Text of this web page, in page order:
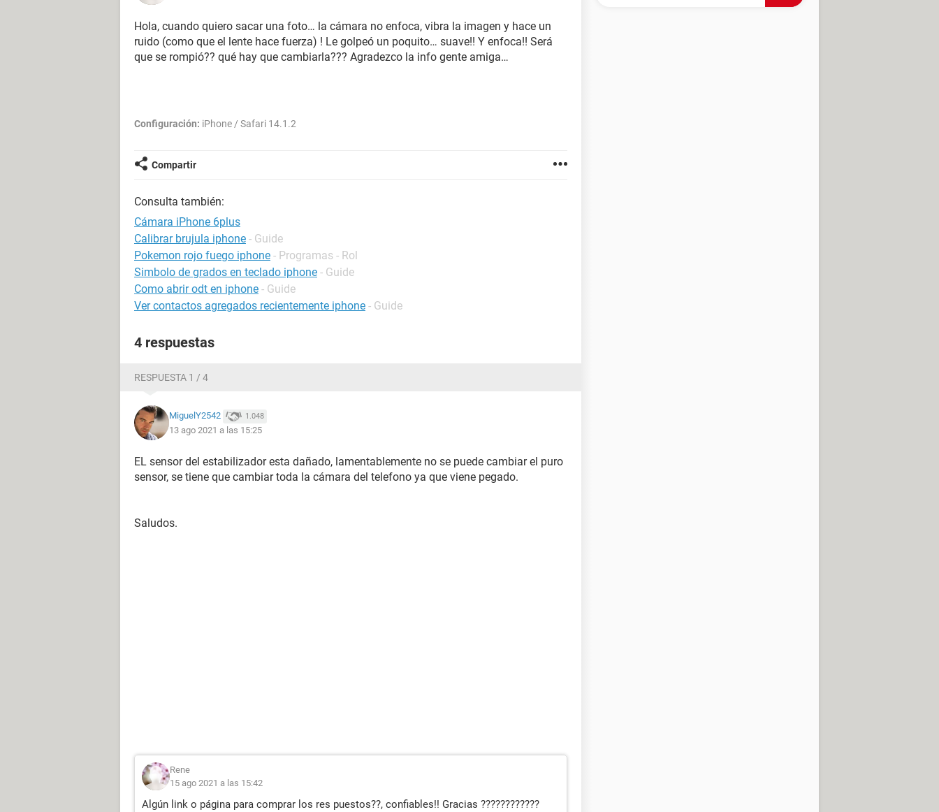
Hola, cuando quiero sacar una foto… la cámara no enfoca, vibra la imagen y hace un
ruido (como que el lente hace fuerza) ! Le golpeó un poquito… suave!! Y enfoca!! Será
que se rompió?? qué hay que cambiarla??? Agradezco la info gente amiga…
Configuración: iPhone / Safari 14.1.2
Compartir
Consulta también:
Cámara iPhone 6plus
Calibrar brujula iphone - Guide
Pokemon rojo fuego iphone - Programas - Rol
Simbolo de grados en teclado iphone - Guide
Como abrir odt en iphone - Guide
Ver contactos agregados recientemente iphone - Guide
4 respuestas
RESPUESTA 1 / 4
MiguelY2542 1.048
13 ago 2021 a las 15:25
EL sensor del estabilizador esta dañado, lamentablemente no se puede cambiar el puro
sensor, se tiene que cambiar toda la cámara del telefono ya que viene pegado.
Saludos.
Rene
15 ago 2021 a las 15:42
Algún link o página para comprar los res puestos??, confiables!! Gracias ????????????